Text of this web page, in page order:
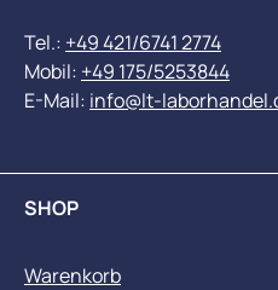
Tel.: +49 421/6741 2774
Mobil: +49 175/5253844
E-Mail: info@lt-
SHOP
Warenkorb